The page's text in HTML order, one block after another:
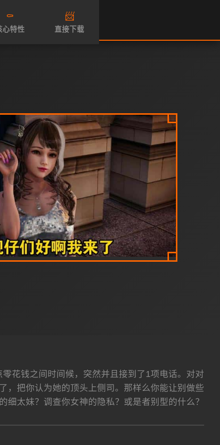
⚰️
心特性
📨
直接下载
花钱之间时间候，突然并且接到了1项电话。对对
，把你认为她的顶头上侧司。那样么你能让别做些
细太妹？调查你女神的隐私？或是者别型的什么？